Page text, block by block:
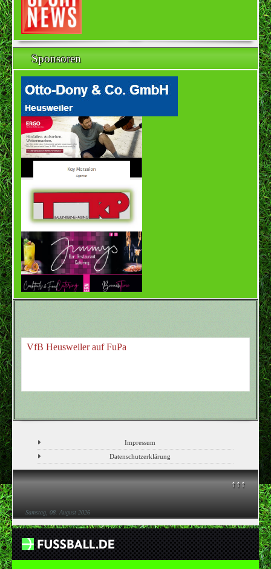
Impressum
Datenschutzerklärung
↑↑↑
Samstag, 08. August 2026
Sponsoren
VfB Heusweiler auf FuPa